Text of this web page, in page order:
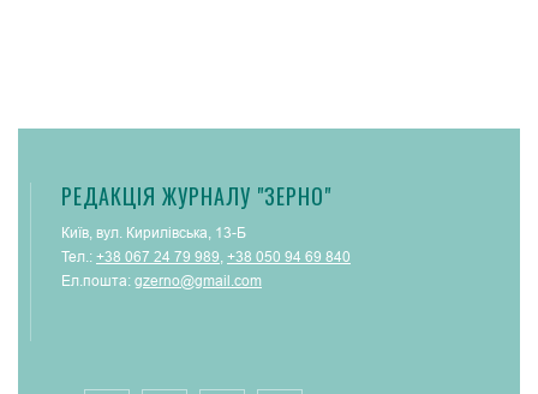
РЕДАКЦІЯ ЖУРНАЛУ "ЗЕРНО"
Київ, вул. Кирилівська, 13-Б
Тел.: +38 067 24 79 989 +38 050 94 69 840
Ел.пошта: gzerno@gmail.com